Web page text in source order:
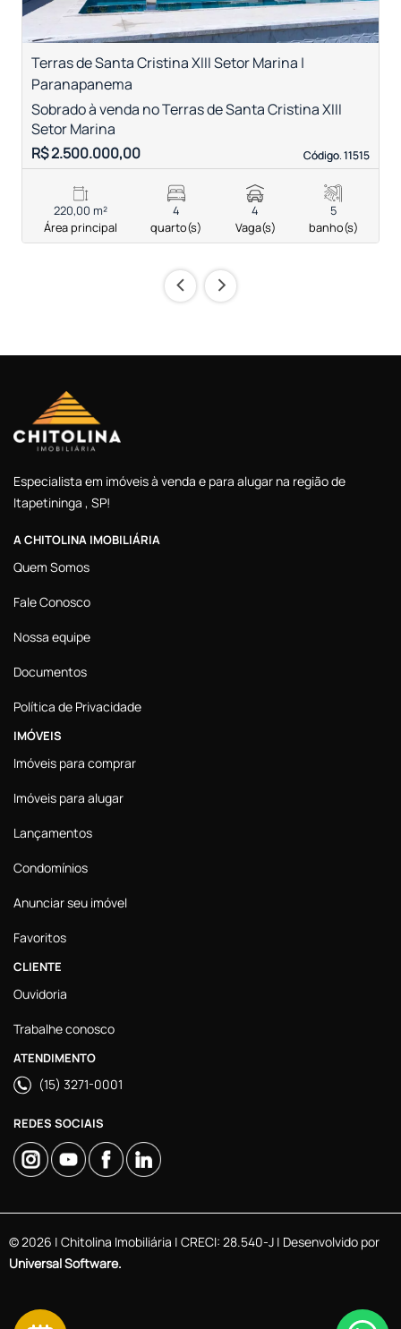
Terras de Santa Cristina XIII Setor Marina |
Paranapanema
Código. 11515
Código. 11515
Sobrado à venda no Terras de Santa Cristina XIII
Setor Marina
R$ 2.500.000,00
220,00 m²
Área principal
4
quarto(s)
4
Vaga(s)
5
banho(s)
‹ ›
Especialista em imóveis à venda e para alugar na região de
Itapetininga , SP!
A CHITOLINA IMOBILIÁRIA
Quem Somos
Fale Conosco
Nossa equipe
Documentos
Política de Privacidade
IMÓVEIS
Imóveis para comprar
Imóveis para alugar
Lançamentos
Condomínios
Anunciar seu imóvel
Favoritos
CLIENTE
Ouvidoria
Trabalhe conosco
ATENDIMENTO
(15) 3271-0001
REDES SOCIAIS
© 2026 | Chitolina Imobiliária | CRECI: 28.540-J | Desenvolvido por
Universal Software.